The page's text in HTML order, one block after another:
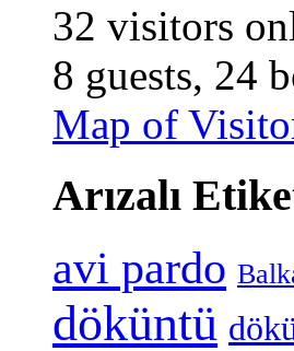
32 visitors
8 guests, 24
Map of
Arızalı
avi pardo
döküntü